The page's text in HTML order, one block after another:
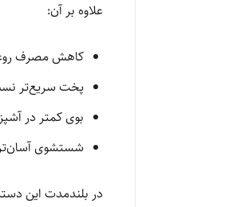
علاوه بر آن:
کاهش مصرف روغن
پخت سریع‌تر
بوی کمتر در
شستشوی
در بلندمدت این